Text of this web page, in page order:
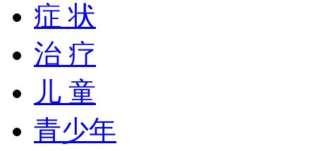
症 状
治 疗
儿 童
青少年